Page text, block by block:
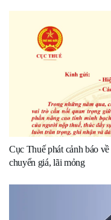
Cục Thuế phát cảnh báo
chuyển giá, lãi mỏng